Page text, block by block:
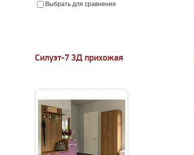
Выбрать для сравнения
Силуэт-7 3Д прихожая